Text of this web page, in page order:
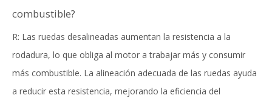
combustible?
R: Las ruedas desalineadas aumentan la resistencia a la
rodadura, lo que obliga al motor a trabajar más y consumir
más combustible. La alineación adecuada de las ruedas ayuda
a reducir esta resistencia, mejorando la eficiencia del